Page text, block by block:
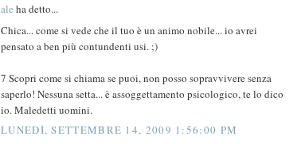
ale ha detto...
Chica... come si vede che il tuo è un animo nobile... io avrei
pensato a ben più contundenti usi. ;)
7 Scopri come si chiama se puoi, non posso sopravvivere senza
saperlo! Nessuna setta... è assoggettamento psicologico, te lo dico
io. Maledetti uomini.
LUNEDÌ, SETTEMBRE 14, 2009 1:56:00 PM